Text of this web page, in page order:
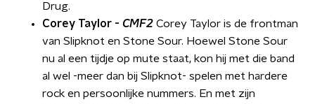
Drug.
Corey Taylor - CMF2 Corey Taylor is de frontman
van Slipknot en Stone Sour. Hoewel Stone Sour
nu al een tijdje op mute staat, kon hij met die band
al wel -meer dan bij Slipknot- spelen met hardere
rock en persoonlijke nummers. En met zijn